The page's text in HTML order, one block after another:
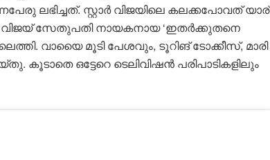
ലഭിച്ചത്. സ്റ്റാർ വിജയിലെ കലക്കപോവത് യാര്
വിജയ് സേതുപതി നായകനായ ‘ഇതർക്കുതനെ
വായൈ മൂടി പേശവും, ടൂറിങ് ടോക്കീസ്, മാരി
കൂടാതെ ഒട്ടേറെ ടെലിവിഷൻ പരിപാടികളിലും